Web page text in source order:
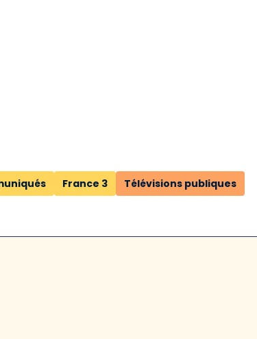
France 3 Télévisions publiques